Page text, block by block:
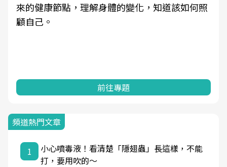
來的健康節點，理解身體的變化，知道該如何照
顧自己。
前往專題
頻道熱門文章
1
小心噴毒液！看清楚「隱翅蟲」長這樣，不能
打，要用吹的～